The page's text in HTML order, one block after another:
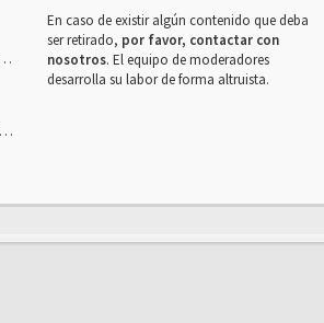
En caso de existir algún contenido que deba
ser retirado, por favor, contactar con
nosotros. El equipo de moderadores
desarrolla su labor de forma altruista.